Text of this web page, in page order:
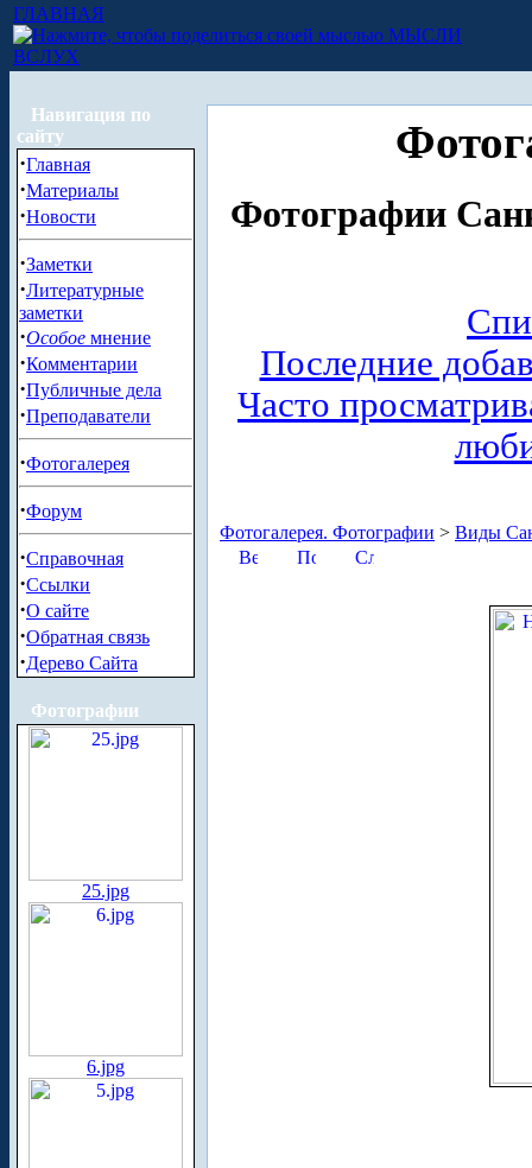
ГЛАВНАЯ
МЫСЛИ
ВСЛУХ
Навигация по
сайту
·Главная
·Материалы
·Новости
·Заметки
·Литературные
заметки
·Особое мнение
·Комментарии
·Публичные дела
·Преподаватели
·Фотогалерея
·Форум
·Справочная
·Ссылки
·О сайте
·Обратная связь
·Дерево Сайта
Фотографии
25.jpg
6.jpg
Фотографии
Последние
Часто
Фотогалерея. Фотографии > Виды